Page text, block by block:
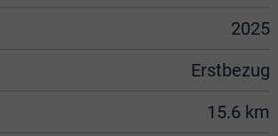
2025
Erstbezug
15.6 km